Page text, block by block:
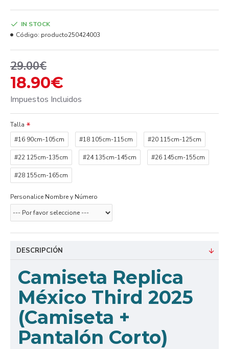
18.90€
29.00€
Impuestos Incluidos
IN STOCK
Código: producto250424003
Talla
#16 90cm-105cm
#18 105cm-115cm #20 115cm-125cm
#22 125cm-135cm #24 135cm-145cm #26 145cm-155cm
#28 155cm-165cm
Personalice Nombre y Número
DESCRIPCIÓN
Camiseta Replica
México Third 2025
(Camiseta +
Pantalón Corto)